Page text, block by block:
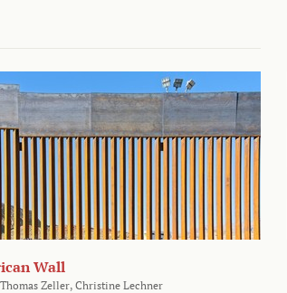
Wall
Thomas Zeller, Christine Lechner